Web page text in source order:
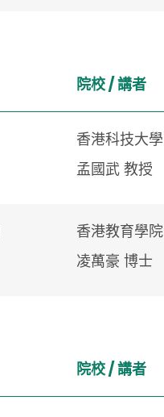
院校 /講者
香港科技大學
孟國武 教授
香港教育學院
凌萬豪 博士
院校 /講者